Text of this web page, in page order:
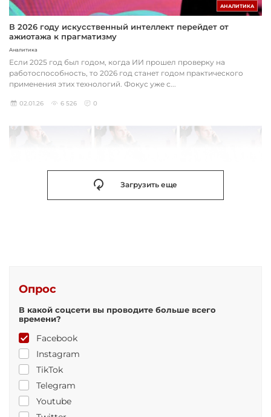
АНАЛИТИКА
В 2026 году искусственный интеллект перейдет от
ажиотажа к прагматизму
Аналитика
Если 2025 год был годом, когда ИИ прошел проверку на
работоспособность, то 2026 год станет годом практического
применения этих технологий. Фокус уже с...
02.01.26 6 526 0
Загрузить еще
Опрос
В какой соцсети вы проводите больше всего
времени?
Facebook
Instagram
TikTok
Telegram
Youtube